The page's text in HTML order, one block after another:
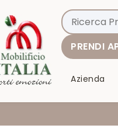
PRENDI
Azienda